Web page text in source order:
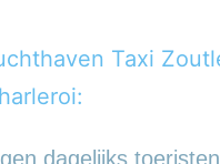
Taxi
dagelijks